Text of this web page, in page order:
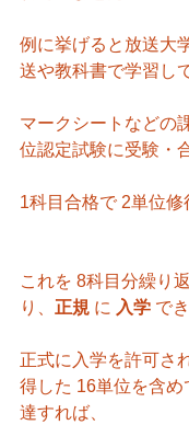
例に挙げると放送大
送や教科書で学習し
マークシートなどの
位認定試験に受験・
1科目合格で 2単位修
これを 8科目分繰り
り、 正規 に 入学 で
正式に入学を許可さ
得した 16単位を含め
達すれば、